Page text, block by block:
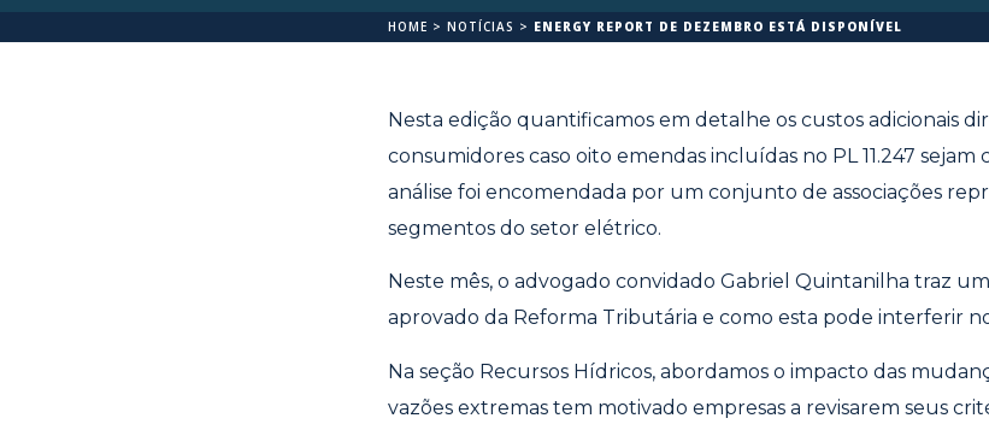
HOME > NOTÍCIAS > ENERGY REPORT DE DEZEMBRO ESTÁ DISPONÍVEL
Nesta edição quantificamos em detalhe os custos adicionais
consumidores caso oito emendas incluídas no PL 11.247 sejam
análise foi encomendada por um conjunto de associações
segmentos do setor elétrico.
Neste mês, o advogado convidado Gabriel Quintanilha traz
aprovado da Reforma Tributária e como esta pode interferir
Na seção Recursos Hídricos, abordamos o impacto das
vazões extremas tem motivado empresas a revisarem seus